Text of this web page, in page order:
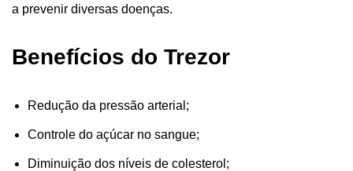
a prevenir diversas doenças.
Benefícios do Trezor
Redução da pressão arterial;
Controle do açúcar no sangue;
Diminuição dos níveis de colesterol;